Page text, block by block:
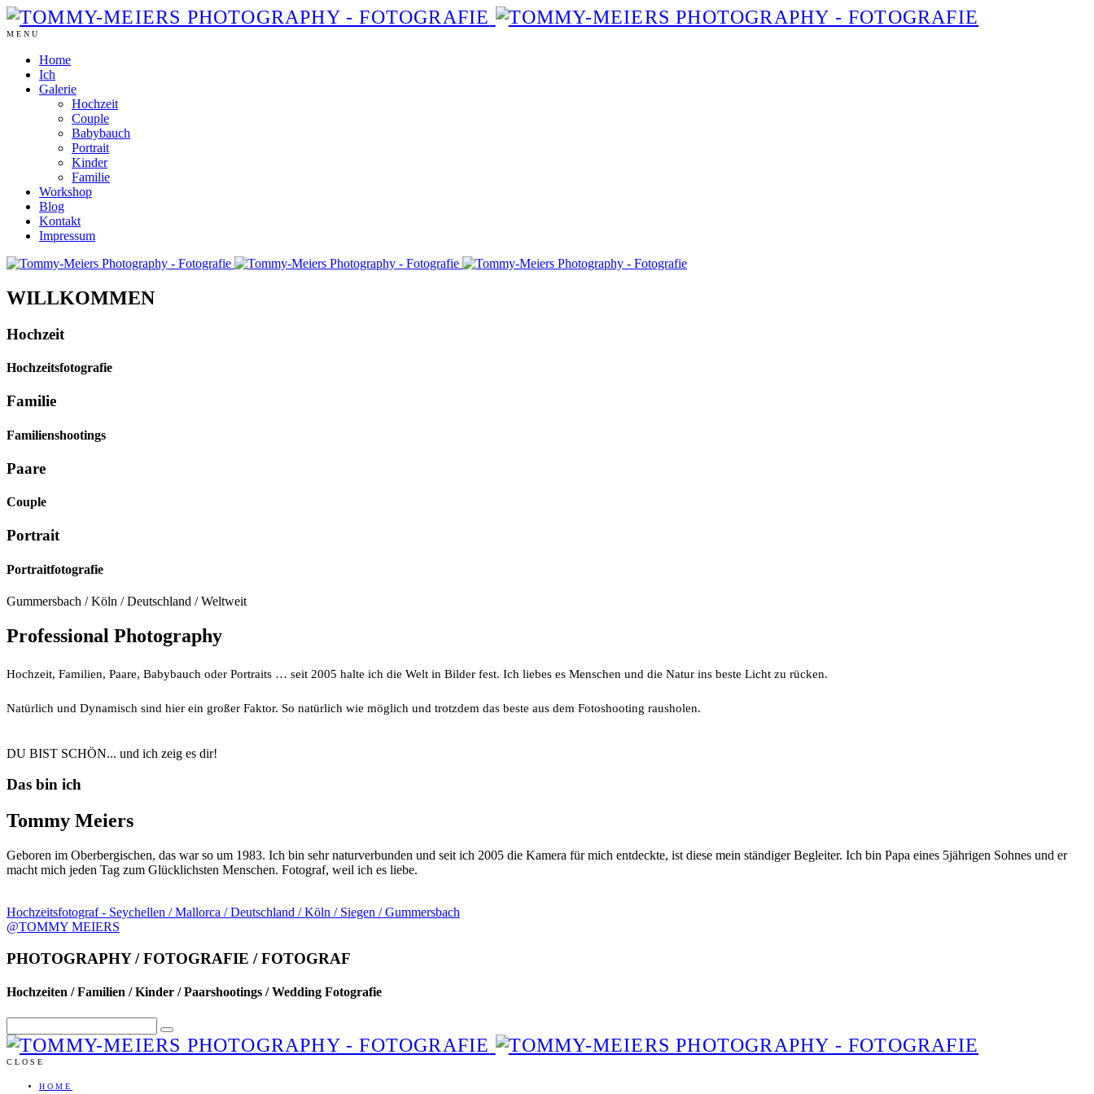
MENU
Home
Ich
Galerie
Hochzeit
Couple
Babybauch
Portrait
Kinder
Familie
Workshop
Blog
Kontakt
Impressum
WILLKOMMEN
Hochzeit
Hochzeitsfotografie
Familie
Familienshootings
Paare
Couple
Portrait
Portraitfotografie
Gummersbach / Köln / Deutschland / Weltweit
Professional Photography
Hochzeit, Familien, Paare, Babybauch oder Portraits … seit 2005 halte ich die Welt in Bilder fest. Ich liebes es Menschen und die Natur ins beste Licht zu rücken.
Natürlich und Dynamisch sind hier ein großer Faktor. So natürlich wie möglich und trotzdem das beste aus dem Fotoshooting rausholen.
DU BIST SCHÖN... und ich zeig es dir!
Das bin ich
Tommy Meiers
Geboren im Oberbergischen, das war so um 1983. Ich bin sehr naturverbunden und seit ich 2005 die Kamera für mich entdeckte, ist diese mein ständiger Begleiter. Ich bin Papa eines 5jährigen Sohnes und er
macht mich jeden Tag zum Glücklichsten Menschen. Fotograf, weil ich es liebe.
Hochzeitsfotograf - Seychellen / Mallorca / Deutschland / Köln / Siegen / Gummersbach
@TOMMY MEIERS
PHOTOGRAPHY / FOTOGRAFIE / FOTOGRAF
Hochzeiten / Familien / Kinder / Paarshootings / Wedding Fotografie
CLOSE
HOME